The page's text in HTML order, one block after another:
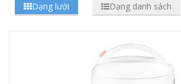
Dạng lưới Dạng danh sách